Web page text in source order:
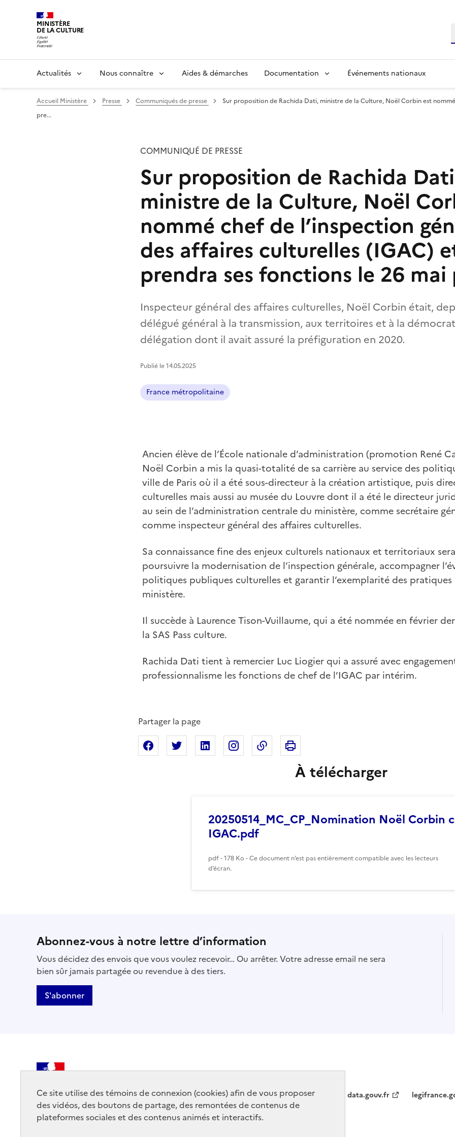
Ce site utilise des témoins de connexion (cookies) afin de vous proposer
des vidéos, des boutons de partage, des remontées de contenus de
plateformes sociales et des contenus animés et interactifs.
MINISTÈRE
DE LA CULTURE
Actualités Nous connaître Aides & démarches Documentation Événements nationaux
Accueil Ministère Presse Communiqués de presse
Sur proposition de Rachida Dati, ministre de la Culture, Noël Corbin est
pre...
COMMUNIQUÉ DE PRESSE
Sur proposition de Rachida
ministre de la Culture, Noël
nommé chef de l’inspection
des affaires culturelles (IGAC)
prendra ses fonctions le 26
Inspecteur général des affaires culturelles, Noël Corbin était,
délégué général à la transmission, aux territoires et à la
délégation dont il avait assuré la préfiguration en 2020.
Publié le 14.05.2025
France métropolitaine
Ancien élève de l’École nationale d’administration (promotion René
Noël Corbin a mis la quasi-totalité de sa carrière au service des
ville de Paris où il a été sous-directeur à la création artistique, puis
culturelles mais aussi au musée du Louvre dont il a été le directeur
au sein de l’administration centrale du ministère, comme secrétaire
comme inspecteur général des affaires culturelles.
Sa connaissance fine des enjeux culturels nationaux et territoriaux
poursuivre la modernisation de l’inspection générale, accompagner
politiques publiques culturelles et garantir l’exemplarité des pratiques
ministère.
Il succède à Laurence Tison-Vuillaume, qui a été nommée en février
la SAS Pass culture.
Rachida Dati tient à remercier Luc Liogier qui a assuré avec
professionnalisme les fonctions de chef de l’IGAC par intérim.
Partager la page
Partager sur Facebook
Partager sur XPartager sur Linkedin
Partager sur Instagram
Copier dans le presse-papier
Imprimer cette page
À télécharger
20250514_MC_CP_Nomination Noël Corbin
IGAC.pdf
pdf - 178 Ko - Ce document n’est pas entièrement compatible avec les lecteurs
d’écran.
Abonnez-vous à notre lettre d’information
Vous décidez des envois que vous voulez recevoir… Ou arrêter. Votre adresse email ne sera
bien sûr jamais partagée ou revendue à des tiers.
S'abonner
DE LA CULTURE data.gouv.fr